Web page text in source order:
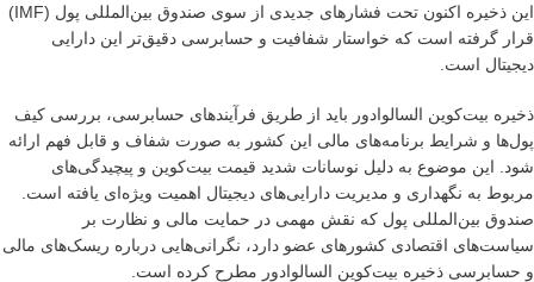
این ذخیره اکنون تحت فشارهای جدیدی از سوی صندوق بین‌المللی پول (IMF)
قرار گرفته است که خواستار شفافیت و حسابرسی دقیق‌تر این دارایی
دیجیتال است.
ذخیره بیت‌کوین السالوادور باید از طریق فرآیندهای حسابرسی، بررسی کیف
پول‌ها و شرایط برنامه‌های مالی این کشور به صورت شفاف و قابل فهم ارائه
شود. این موضوع به دلیل نوسانات شدید قیمت بیت‌کوین و پیچیدگی‌های
مربوط به نگهداری و مدیریت دارایی‌های دیجیتال اهمیت ویژه‌ای یافته است.
صندوق بین‌المللی پول که نقش مهمی در حمایت مالی و نظارت بر
سیاست‌های اقتصادی کشورهای عضو دارد، نگرانی‌هایی درباره ریسک‌های مالی
و حسابرسی ذخیره بیت‌کوین السالوادور مطرح کرده است.